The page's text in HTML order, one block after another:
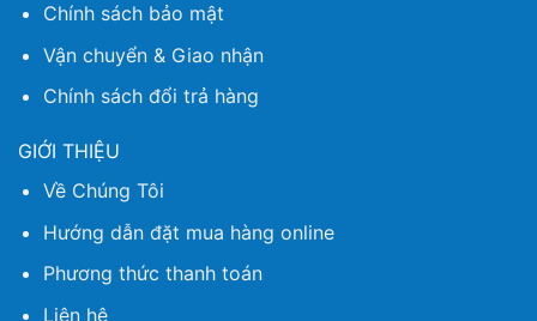
Chính sách bảo mật
Vận chuyển & Giao nhận
Chính sách đổi trả hàng
GIỚI THIỆU
Về Chúng Tôi
Hướng dẫn đặt mua hàng online
Phương thức thanh toán
Liên hệ